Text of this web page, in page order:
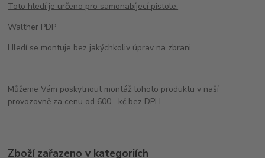
Toto hledí je určeno pro samonabíjecí pistole:
Walther PDP
Hledí se montuje bez jakýchkoliv úprav na zbrani.
Můžeme Vám poskytnout montáž tohoto produktu v naší
provozovně za cenu od 600,- kč bez DPH.
Zboží zařazeno v kategoriích